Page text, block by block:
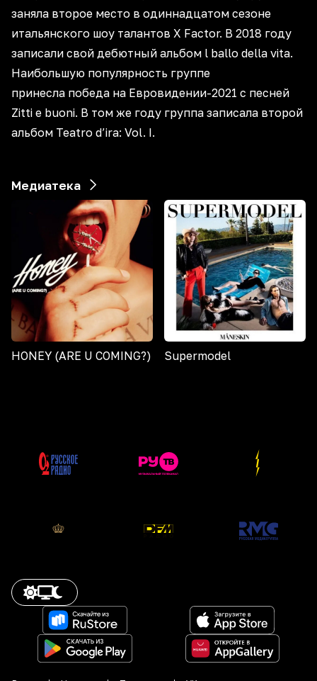
заняла второе место в одиннадцатом сезоне
итальянского шоу талантов X Factor. В 2018 году
записали свой дебютный альбом l ballo della vita.
Наибольшую популярность группе
принесла победа на Евровидении-2021 с песней
Zitti e buoni. В том же году группа записала второй
альбом Teatro d’ira: Vol. I.
Медиатека
HONEY (ARE U COMING?) Supermodel